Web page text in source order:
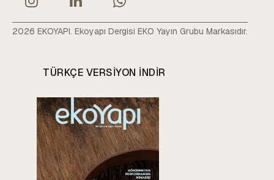
2026 EKOYAPI. Ekoyapı Dergisi EKO Yayın Grubu Markasıdır.
TÜRKÇE VERSIYON INDIR